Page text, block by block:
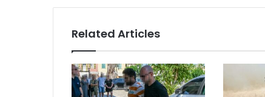
Related Articles